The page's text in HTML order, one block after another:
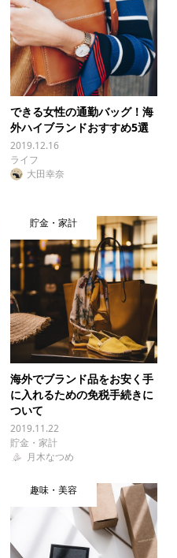
できる女性の通勤バッグ！海
外ハイブランドおすすめ5選
2019.12.16
ライフ
大田幸奈
貯金・家計
海外でブランド品をお安く手
に入れるための免税手続きに
ついて
2019.11.22
貯金・家計
月木なつめ
趣味・美容